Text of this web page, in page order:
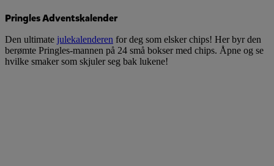
Pringles Adventskalender
Den ultimate julekalenderen for deg som elsker chips! Her byr den
berømte Pringles-mannen på 24 små bokser med chips. Åpne og se
hvilke smaker som skjuler seg bak lukene!